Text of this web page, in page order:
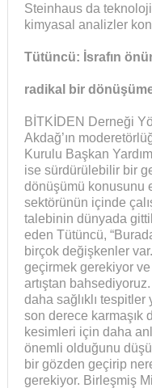
Steinhaus da
kimyasal analizler
Tütüncü: İsrafın
radikal bir
BİTKİDEN Derneği
Akdağ’ın
Kurulu Başkan
ise sürdürülebilir bir
dönüşümü konusunu
sektörünün içinde
talebinin dünyada
eden Tütüncü,
birçok değişkenler
geçirmek gerekiyor
artıştan
daha sağlıklı
son derece karmaşık
kesimleri için daha
önemli olduğunu
bir gözden geçirip
gerekiyor. Birleşmiş